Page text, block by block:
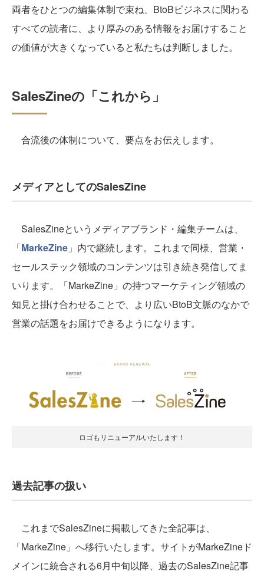
両者をひとつの編集体制で束ね、BtoBビジネスに関わる
すべての読者に、より厚みのある情報をお届けすること
の価値が大きくなっていると私たちは判断しました。
SalesZineの「これから」
合流後の体制について、要点をお伝えします。
メディアとしてのSalesZine
SalesZineというメディアブランド・編集チームは、
「MarkeZine 」内で継続します。これまで同様、営業・
セールステック領域のコンテンツは引き続き発信してま
いります。「MarkeZine」の持つマーケティング領域の
知見と掛け合わせることで、より広いBtoB文脈のなかで
営業の話題をお届けできるようになります。
ロゴもリニューアルいたします！
過去記事の扱い
これまでSalesZineに掲載してきた全記事は、
「MarkeZine」へ移行いたします。サイトがMarkeZineド
メインに統合される6月中旬以降、過去のSalesZine記事